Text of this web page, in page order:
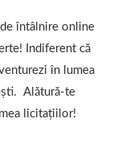
întâlnire online
Indiferent că
în lumea
Alătură-te
licitațiilor!